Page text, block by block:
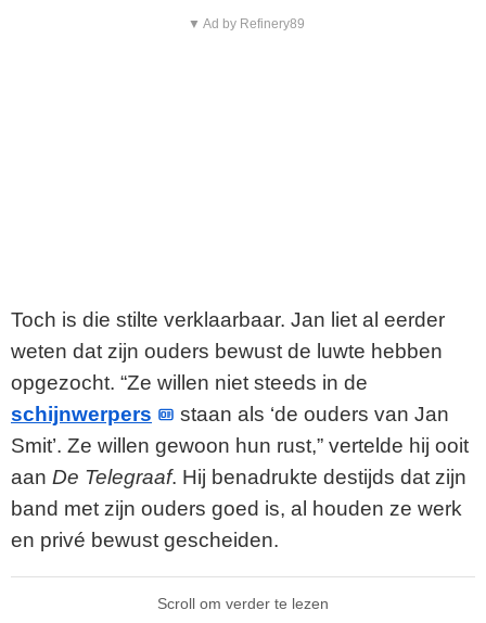
▼ Ad by Refinery89
Toch is die stilte verklaarbaar. Jan liet al eerder
weten dat zijn ouders bewust de luwte hebben
opgezocht. “Ze willen niet steeds in de
schijnwerpers
staan als ‘de ouders van Jan
Smit’. Ze willen gewoon hun rust,” vertelde hij ooit
aan De Telegraaf. Hij benadrukte destijds dat zijn
band met zijn ouders goed is, al houden ze werk
en privé bewust gescheiden.
Scroll om verder te lezen